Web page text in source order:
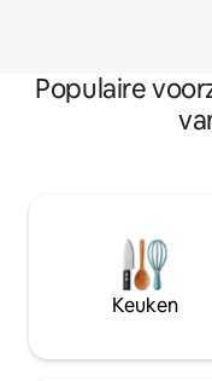
Populaire
Keuken